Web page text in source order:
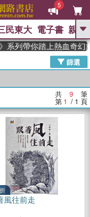
5
GO
The Odyssey 、
果歷史是一群喵 、 暑期
的李登輝時代 、 數學女
偉大的迷走神經
民東大 電子書 親子
列帶你踏上熱血奇幻旅
篩選
共 9 筆
第 1 / 1 頁
風往前走